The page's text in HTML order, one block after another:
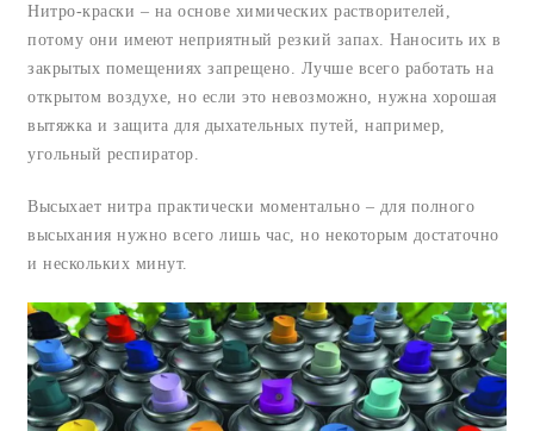
Нитро-краски – на основе химических растворителей,
потому они имеют неприятный резкий запах. Наносить их в
закрытых помещениях запрещено. Лучше всего работать на
открытом воздухе, но если это невозможно, нужна хорошая
вытяжка и защита для дыхательных путей, например,
угольный респиратор.
Высыхает нитра практически моментально – для полного
высыхания нужно всего лишь час, но некоторым достаточно
и нескольких минут.